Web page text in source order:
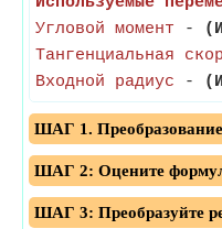
Угловой момент -
Тангенциальная
Входной радиус -
ШАГ 1.
ШАГ 2: Оцените
ШАГ 3: Преобразуйте